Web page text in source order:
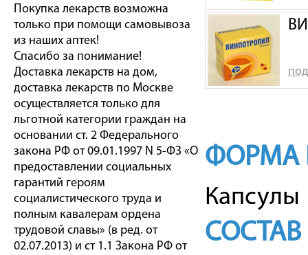
Покупка лекарств возможна
только при помощи самовывоза
из наших аптек!
Спасибо за понимание!
Доставка лекарств на дом,
доставка лекарств по Москве
осуществляется только для
льготной категории граждан на
основании ст. 2 Федерального
закона РФ от 09.01.1997 N 5-ФЗ «О
предоставлении социальных
гарантий героям
социалистического труда и
полным кавалерам ордена
трудовой славы» (в ред. от
02.07.2013) и ст 1.1 Закона РФ от
ФОРМА
Капсулы
СОСТАВ